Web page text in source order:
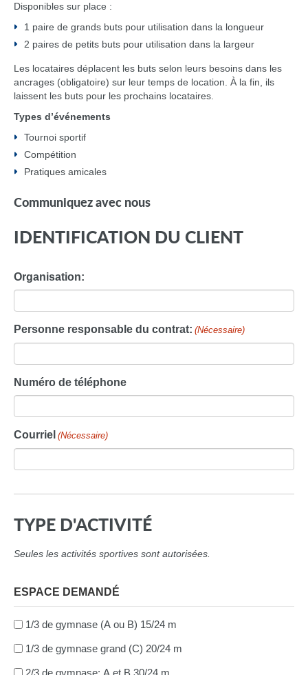
Disponibles sur place :
1 paire de grands buts pour utilisation dans la longueur
2 paires de petits buts pour utilisation dans la largeur
Les locataires déplacent les buts selon leurs besoins dans les
ancrages (obligatoire) sur leur temps de location. À la fin, ils
laissent les buts pour les prochains locataires.
Types d’événements
Tournoi sportif
Compétition
Pratiques amicales
Communiquez avec nous
IDENTIFICATION DU CLIENT
Organisation:
Personne responsable du contrat: (Nécessaire)
Numéro de téléphone
Courriel (Nécessaire)
TYPE D'ACTIVITÉ
Seules les activités sportives sont autorisées.
ESPACE DEMANDÉ
1/3 de gymnase (A ou B) 15/24 m
1/3 de gymnase grand (C) 20/24 m
2/3 de gymnase: A et B 30/24 m